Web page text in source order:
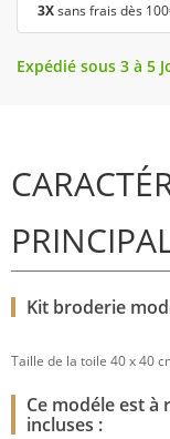
3Xsans frais dès
Expédié sous 3 à 5
Kit broderie
Taille de la toile 40 x 40
Ce modéle est
incluses :